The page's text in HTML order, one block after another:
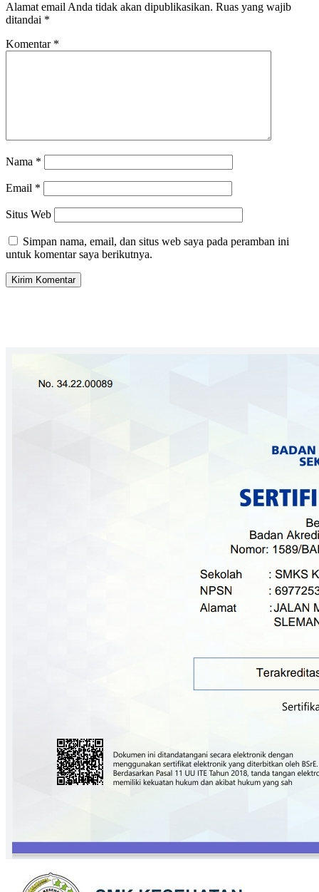
Alamat email Anda tidak akan dipublikasikan. Ruas yang wajib
ditandai *
Komentar *
Nama *
Email *
Situs Web
Simpan nama, email, dan situs web saya pada peramban ini
untuk komentar saya berikutnya.